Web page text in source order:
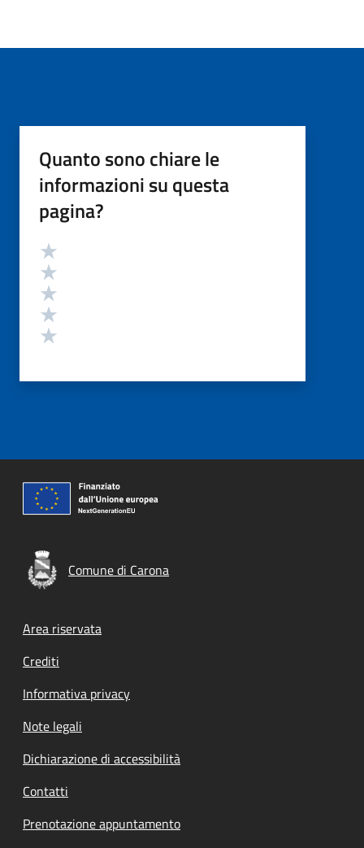
Quanto sono chiare le
informazioni su questa
pagina?
Valutazione
Comune di Carona
Footer menu
Area riservata
Crediti
Informativa privacy
Note legali
Dichiarazione di accessibilità
Contatti
Prenotazione appuntamento